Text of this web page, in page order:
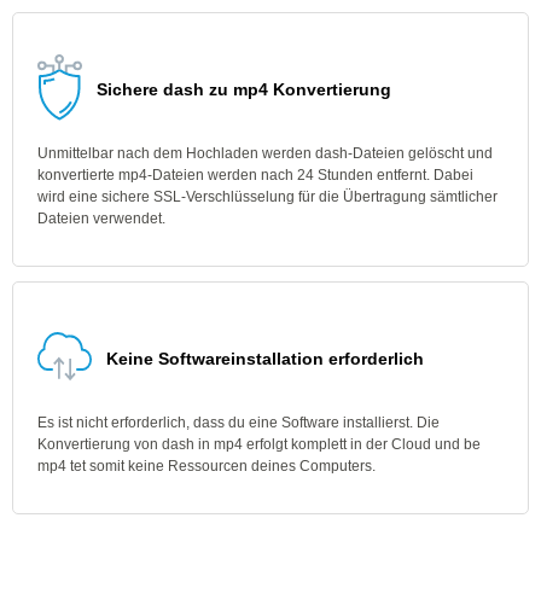
Sichere dash zu mp4 Konvertierung
Unmittelbar nach dem Hochladen werden dash-Dateien gelöscht und
konvertierte mp4-Dateien werden nach 24 Stunden entfernt. Dabei
wird eine sichere SSL-Verschlüsselung für die Übertragung sämtlicher
Dateien verwendet.
Keine Softwareinstallation erforderlich
Es ist nicht erforderlich, dass du eine Software installierst. Die
Konvertierung von dash in mp4 erfolgt komplett in der Cloud und be
mp4 tet somit keine Ressourcen deines Computers.